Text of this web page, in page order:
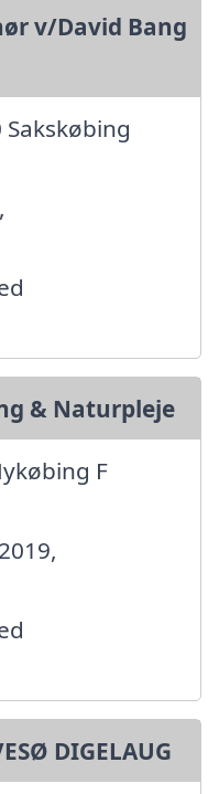
v/David Bang
& Naturpleje
F
DIGELAUG